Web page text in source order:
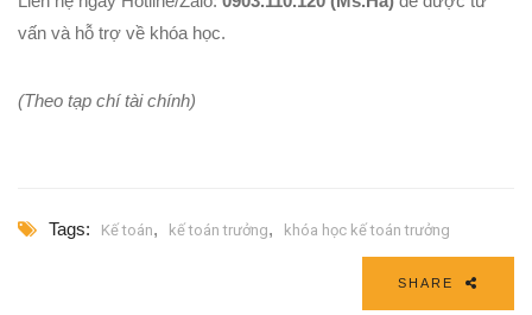
vấn và hỗ trợ về khóa học.
(Theo tạp chí tài chính)
Tags: Kế toán, kế toán trưởng, khóa học kế toán trưởng
SHARE